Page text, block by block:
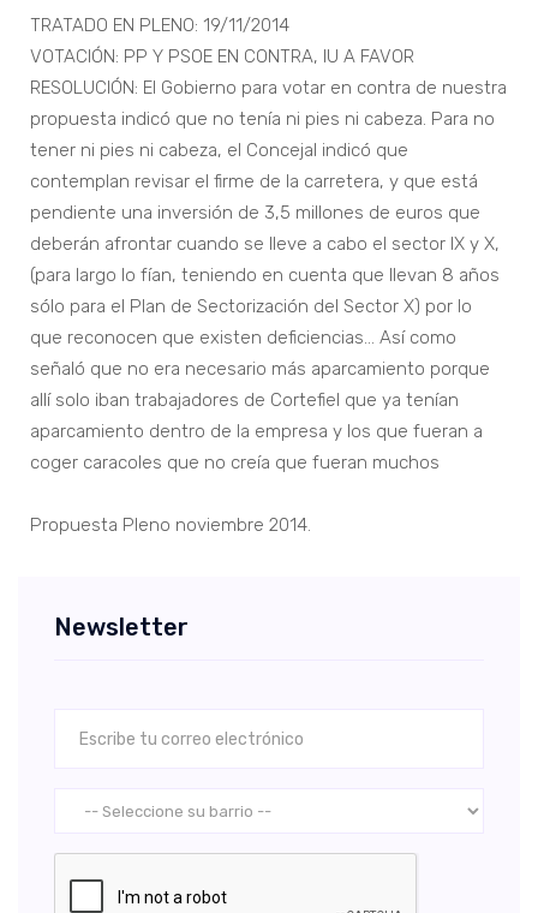
TRATADO EN PLENO: 19/11/2014
VOTACIÓN: PP Y PSOE EN CONTRA, IU A FAVOR
RESOLUCIÓN: El Gobierno para votar en contra de nuestra
propuesta indicó que no tenía ni pies ni cabeza. Para no
tener ni pies ni cabeza, el Concejal indicó que
contemplan revisar el firme de la carretera, y que está
pendiente una inversión de 3,5 millones de euros que
deberán afrontar cuando se lleve a cabo el sector IX y X,
(para largo lo fían, teniendo en cuenta que llevan 8 años
sólo para el Plan de Sectorización del Sector X) por lo
que reconocen que existen deficiencias… Así como
señaló que no era necesario más aparcamiento porque
allí solo iban trabajadores de Cortefiel que ya tenían
aparcamiento dentro de la empresa y los que fueran a
coger caracoles que no creía que fueran muchos
Propuesta Pleno noviembre 2014.
Newsletter